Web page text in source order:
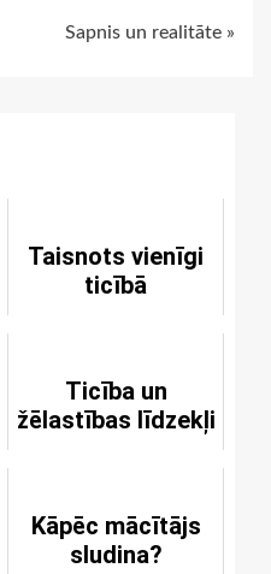
Sapnis un realitāte »
Taisnots vienīgi
ticībā
Ticība un
žēlastības līdzekļi
Kāpēc mācītājs
sludina?